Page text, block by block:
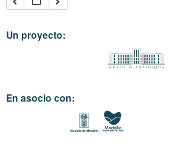
Un proyecto:
En asocio con: